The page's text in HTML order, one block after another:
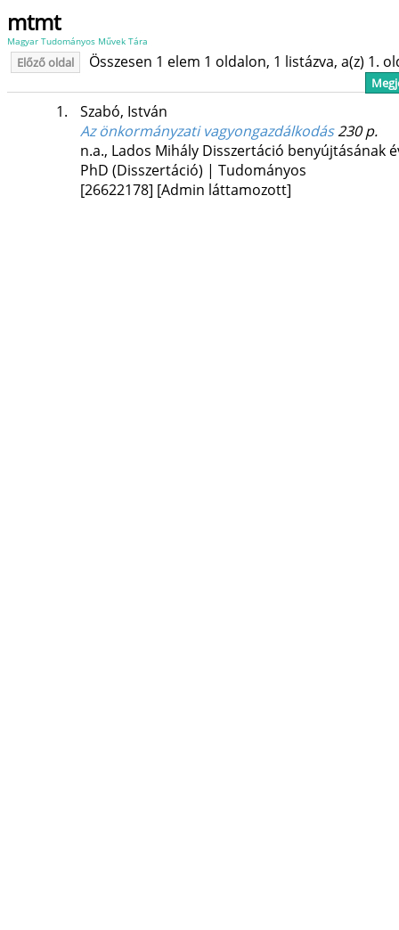
mtmt
Magyar Tudományos Művek Tára
Előző oldal Összesen 1 elem 1 oldalon, 1 listázva, a(z) 1.
1.
Szabó, István
Az önkormányzati vagyongazdálkodás230 p.
n.a., Lados Mihály Disszertáció benyújtásának
PhD (Disszertáció) | Tudományos
[26622178] [Admin láttamozott]